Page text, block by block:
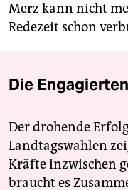
Merz kann nicht
Redezeit schon
Die
Der drohende
Landtagswahlen
Kräfte inzwischen
braucht es